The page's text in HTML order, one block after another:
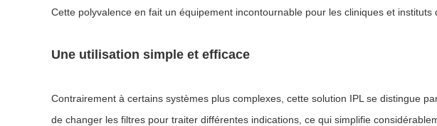
Cette polyvalence en fait un équipement incontournable pour les cliniques et instituts
Une utilisation simple et efficace
Contrairement à certains systèmes plus complexes, cette solution IPL se distingue
de changer les filtres pour traiter différentes indications, ce qui simplifie